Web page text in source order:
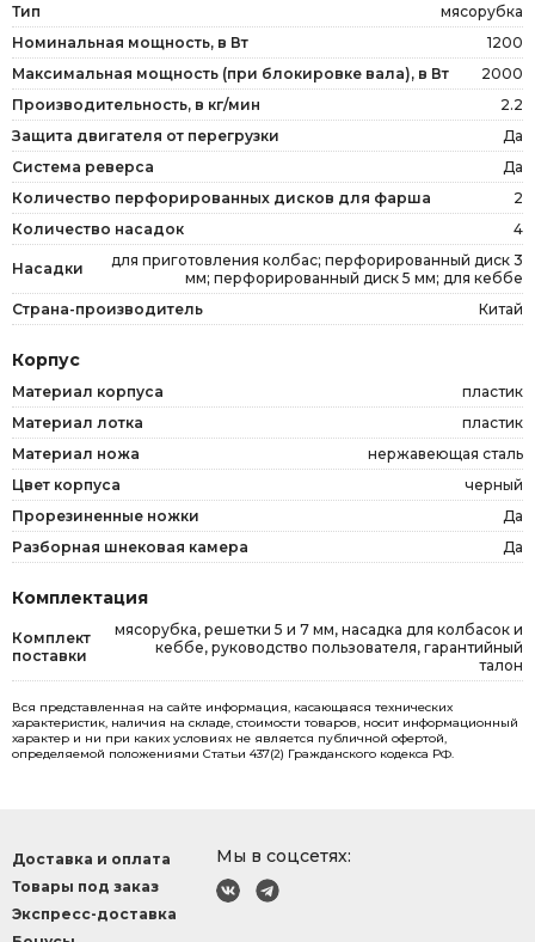
Тип
мясорубка
Номинальная мощность, в Вт
1200
Максимальная мощность (при блокировке вала), в Вт
2000
Производительность, в кг/мин
2.2
Защита двигателя от перегрузки
Да
Система реверса
Да
Количество перфорированных дисков для фарша
2
Количество насадок
4
Насадки
для приготовления колбас; перфорированный диск 3
мм; перфорированный диск 5 мм; для кеббе
Страна-производитель
Китай
Корпус
Материал корпуса
пластик
Материал лотка
пластик
Материал ножа
нержавеющая сталь
Цвет корпуса
черный
Прорезиненные ножки
Да
Разборная шнековая камера
Да
Комплектация
Комплект
поставки
мясорубка, решетки 5 и 7 мм, насадка для колбасок и
кеббе, руководство пользователя, гарантийный
талон
Вся представленная на сайте информация, касающаяся технических
характеристик, наличия на складе, стоимости товаров, носит информационный
характер и ни при каких условиях не является публичной офертой,
определяемой положениями Статьи 437(2) Гражданского кодекса РФ.
Мы в соцсетях:
Доставка и оплата
Товары под заказ
Экспресс-доставка